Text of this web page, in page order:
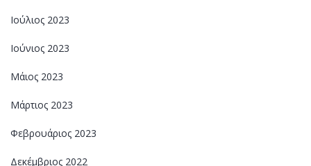
Ιούλιος 2023
Ιούνιος 2023
Μάιος 2023
Μάρτιος 2023
Φεβρουάριος 2023
Δεκέμβριος 2022